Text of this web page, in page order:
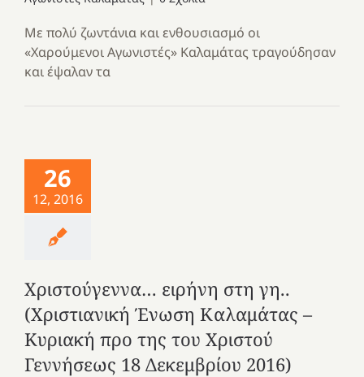
Με πολύ ζωντάνια και ενθουσιασμό οι
«Χαρούμενοι Αγωνιστές» Καλαμάτας τραγούδησαν
και έψαλαν τα
26
12, 2016
Χριστούγεννα… ειρήνη στη γη..
(Χριστιανική Ένωση Καλαμάτας –
Κυριακή προ της του Χριστού
Γεννήσεως 18 Δεκεμβρίου 2016)